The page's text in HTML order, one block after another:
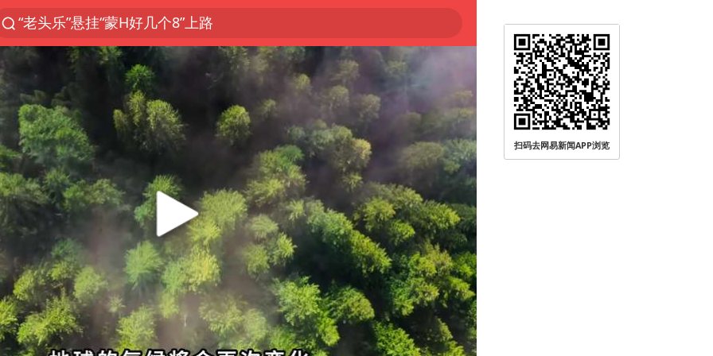
服务提质，内需扩容有保障
河南：领导干部要带头休假
普京宣布俄国防部多项人事调整
外交部回应日本将中国列为最大挑战
中方公布5项对美反制措施
长安航空通报旅客所带充电宝自燃：航班备降武汉，无人员受伤
被妻子举报丈夫与情人一审获刑1年
华为新款折叠屏电脑24999元起
媒体谈法院认为“老登”属年龄贬损
你常吃的兰州拉面要改名了
急诊医生漏诊致2岁患儿死亡获刑1年
扫码去网易新闻APP浏览